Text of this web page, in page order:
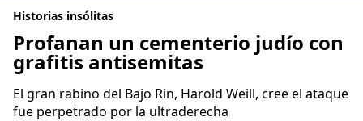
Historias insólitas
Profanan un cementerio judío con
grafitis antisemitas
El gran rabino del Bajo Rin, Harold Weill, cree el ataque
fue perpetrado por la ultraderecha